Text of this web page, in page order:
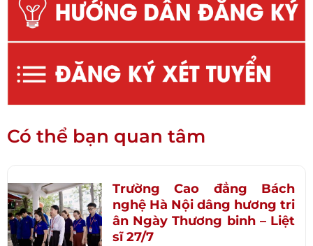
Có thể bạn quan tâm
Trường Cao đẳng Bách
nghệ Hà Nội dâng hương tri
ân Ngày Thương binh – Liệt
sĩ 27/7